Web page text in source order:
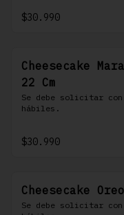
$30.990
Cheesecake
22 Cm
Se debe solicitar con
hábiles.
$30.990
Cheesecake
Se debe solicitar con